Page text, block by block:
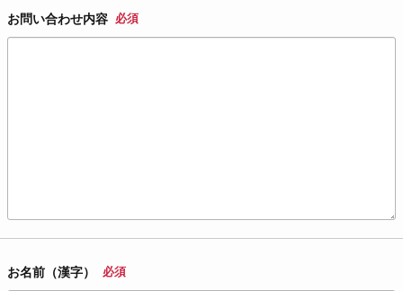
お問い合わせ内容 必須
お名前（漢字） 必須